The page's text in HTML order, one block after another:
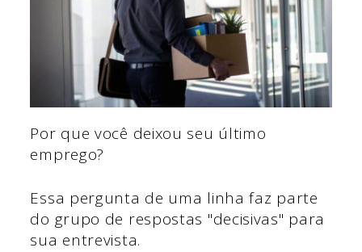
Por que você deixou seu último
emprego?
Essa pergunta de uma linha faz parte
do grupo de respostas "decisivas" para
sua entrevista.